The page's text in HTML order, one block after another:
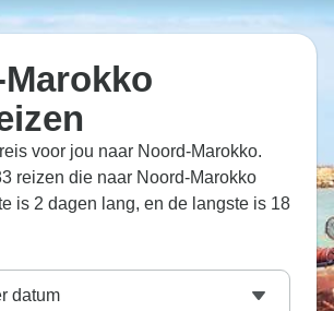
voor jou naar Noord-Marokko.
reizen die naar Noord-Marokko
is 2 dagen lang, en de langste is 18
datum